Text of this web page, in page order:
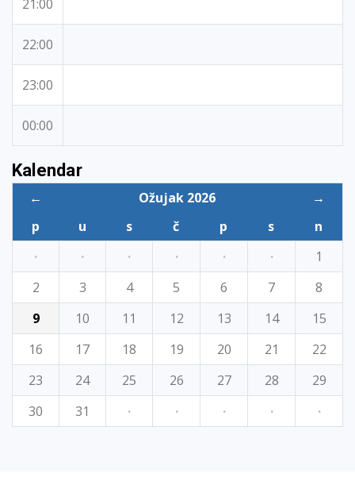
21:00
22:00
23:00
00:00
Kalendar
← Ožujak 2026
→
p
u s č p s
n
·
· · · · ·
1
2
3 4 5 6 7
8
9
10 11 12 13 14
15
16
17 18 19 20 21
22
23
24 25 26 27 28
29
30
31 · · · · ·